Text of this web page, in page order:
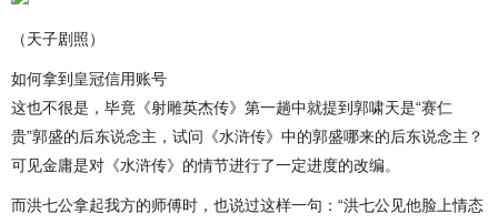
（天子剧照）
如何拿到皇冠信用账号
这也不很是，毕竟《射雕英杰传》第一趟中就提到郭啸天是“赛仁
贵”郭盛的后东说念主，试问《水浒传》中的郭盛哪来的后东说念主？
可见金庸是对《水浒传》的情节进行了一定进度的改编。
而洪七公拿起我方的师傅时，也说过这样一句：“洪七公见他脸上情态